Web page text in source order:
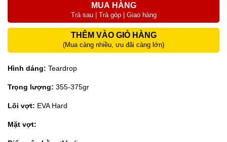
MUA HÀNG
Trả sau | Trả góp | Giao hàng
THÊM VÀO GIỎ HÀNG
(Mua càng nhiều, ưu đãi càng lớn)
Hình dáng: Teardrop
Trọng lượng: 355-375gr
Lõi vợt: EVA Hard
Mặt vợt: